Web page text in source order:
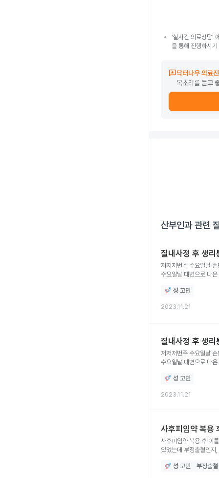
'실시간 의료상담'
을 통해 진행하시
reviews닥터나우 의료
목소리를 듣고
산부인과관련
질내사정 후 생
저저저번주 수요일날
수요일날 대변으로 나
나아지고있고 배통증
안아픈거같고요 생리통
성 고민
2023.11.21
질내사정 후 생
저저저번주 수요일날
수요일날 대변으로 나
아픈걸 까먹으면 안아
생리통이 원래 많이 있
성 고민
2023.11.21
사후피임약 복용
사후피임약 복용 후 이
있었는데 부정출혈인지
성 고민 부정출혈